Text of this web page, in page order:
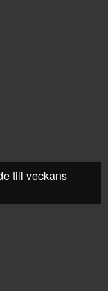
till veckans